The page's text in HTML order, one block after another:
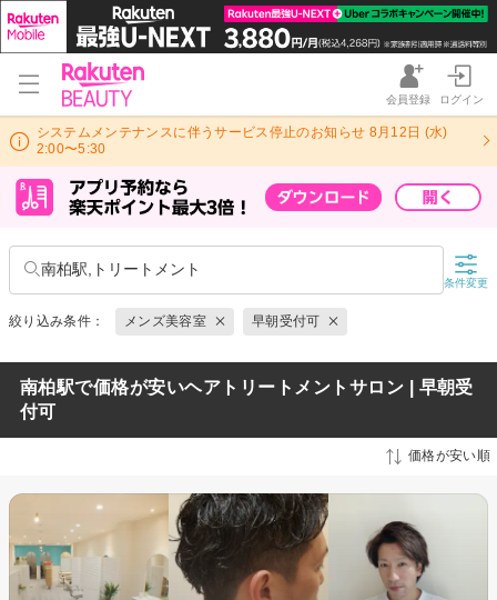
会員登録 ログイン
システムメンテナンスに伴うサービス停止のお知らせ 8月12日 (水)
2:00〜5:30
南柏駅,トリートメント
条件変更
絞り込み条件： メンズ美容室 早朝受付可
南柏駅で価格が安いヘアトリートメントサロン | 早朝受
付可
価格が安い順